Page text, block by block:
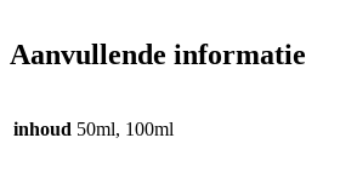
Aanvullende informatie
inhoud 50ml, 100ml